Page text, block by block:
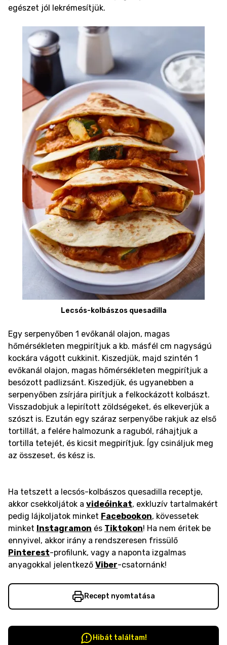
egészet jól lekrémesítjük.
Lecsós-kolbászos quesadilla
Egy serpenyőben 1 evőkanál olajon, magas
hőmérsékleten megpirítjuk a kb. másfél cm nagyságú
kockára vágott cukkinit. Kiszedjük, majd szintén 1
evőkanál olajon, magas hőmérsékleten megpirítjuk a
besózott padlizsánt. Kiszedjük, és ugyanebben a
serpenyőben zsírjára pirítjuk a felkockázott kolbászt.
Visszadobjuk a lepirított zöldségeket, és elkeverjük a
szószt is. Ezután egy száraz serpenyőbe rakjuk az első
tortillát, a felére halmozunk a raguból, ráhajtjuk a
tortilla tetejét, és kicsit megpirítjuk. Így csináljuk meg
az összeset, és kész is.
Ha tetszett a lecsós-kolbászos quesadilla receptje,
akkor csekkoljátok a videóinkat, exkluzív tartalmakért
pedig lájkoljatok minket Facebookon, kövessetek
minket Instagramon és Tiktokon! Ha nem éritek be
ennyivel, akkor irány a rendszeresen frissülő
Pinterest-profilunk, vagy a naponta izgalmas
anyagokkal jelentkező Viber-csatornánk!
Recept nyomtatása
Hibát találtam!